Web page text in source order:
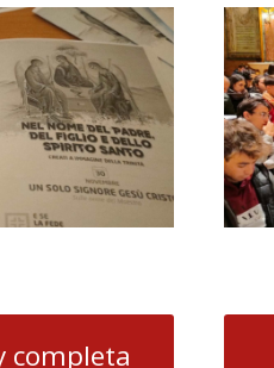
completa